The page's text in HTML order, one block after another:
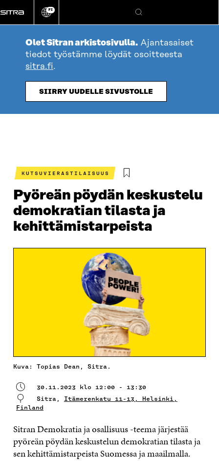
suoraan
sisältöön
Vaihda
kieli
FI
Hae
Olet Sitran arkistosivulla. Ajantasaiset
tiedot työstämme löydät osoitteesta
sitra.fi.
SIIRRY UUDELLE SIVUSTOLLE
KUTSUVIERASTILAISUUS
Pyöreän pöydän keskustelu
demokratian tilasta ja
kehittämistarpeista
Kuva: Topias Dean, Sitra.
30.11.2023 klo 12:00 - 13:30
Sitra, Itämerenkatu 11-13, Helsinki,
Finland
Sitran Demokratia ja osallisuus -teema järjestää
pyöreän pöydän keskustelun demokratian tilasta ja
sen kehittämistarpeista Suomessa ja maailmalla.